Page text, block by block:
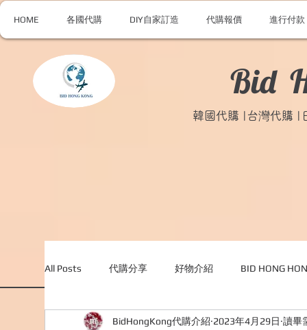
HOME 各國代購 DIY自家訂造 代購報價 進行付款
Bid
韓國代購 |台灣代購 |
All Posts 代購分享 好物介紹 BID HONG
外國購物網站介紹 ABOUT ME ABOUT
BidHongKong代購介紹 2023年4月29日 讀畢